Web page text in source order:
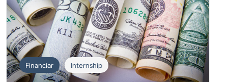
Financiar Internship